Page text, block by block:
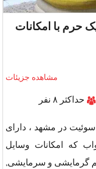
حرم با امکانات
مشاهده جزیئات
حداکثر ۸ نفر
در مشهد ، دارای
مربع، ۲ اتاق خواب که امکانات وسایل
گرمایشی و سرمایشی,